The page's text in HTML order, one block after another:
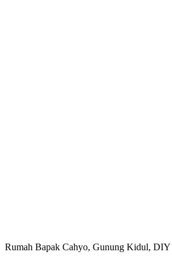
Rumah Bapak Cahyo, Gunung Kidul, DIY